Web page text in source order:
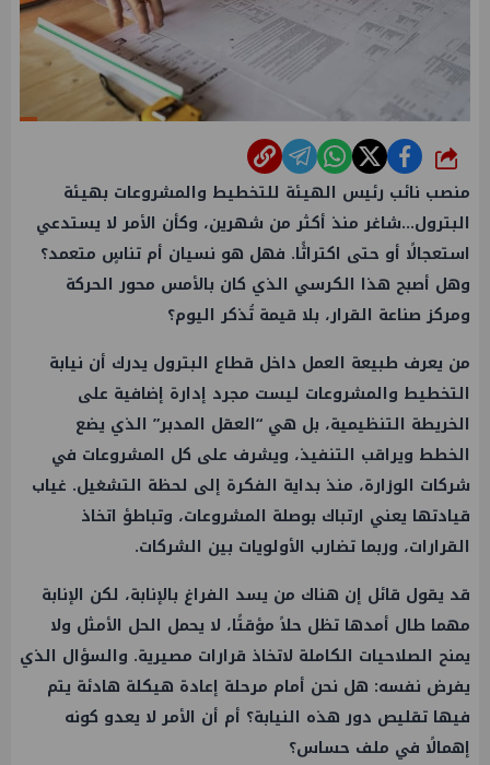
شارك
منصب نائب رئيس الهيئة للتخطيط والمشروعات بهيئة
البترول…شاغر منذ أكثر من شهرين، وكأن الأمر لا يستدعي
استعجالًا أو حتى اكتراثًا. فهل هو نسيان أم تناسٍ متعمد؟
وهل أصبح هذا الكرسي الذي كان بالأمس محور الحركة
ومركز صناعة القرار، بلا قيمة تُذكر اليوم؟
من يعرف طبيعة العمل داخل قطاع البترول يدرك أن نيابة
التخطيط والمشروعات ليست مجرد إدارة إضافية على
الخريطة التنظيمية، بل هي “العقل المدبر” الذي يضع
الخطط ويراقب التنفيذ، ويشرف على كل المشروعات في
شركات الوزارة، منذ بداية الفكرة إلى لحظة التشغيل. غياب
قيادتها يعني ارتباك بوصلة المشروعات، وتباطؤ اتخاذ
القرارات، وربما تضارب الأولويات بين الشركات.
قد يقول قائل إن هناك من يسد الفراغ بالإنابة، لكن الإنابة
مهما طال أمدها تظل حلاً مؤقتًا، لا يحمل الحل الأمثل ولا
يمنح الصلاحيات الكاملة لاتخاذ قرارات مصيرية. والسؤال الذي
يفرض نفسه: هل نحن أمام مرحلة إعادة هيكلة هادئة يتم
فيها تقليص دور هذه النيابة؟ أم أن الأمر لا يعدو كونه
إهمالًا في ملف حساس؟